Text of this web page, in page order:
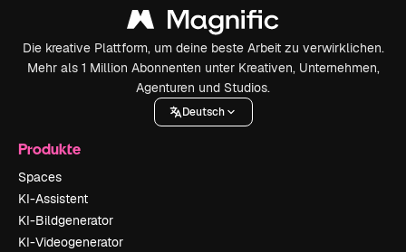
Die kreative Plattform, um deine beste Arbeit zu verwirklichen.
Mehr als 1 Million Abonnenten unter Kreativen, Unternehmen,
Agenturen und Studios.
Deutsch
Produkte
Spaces
KI-Assistent
KI-Bildgenerator
KI-Videogenerator